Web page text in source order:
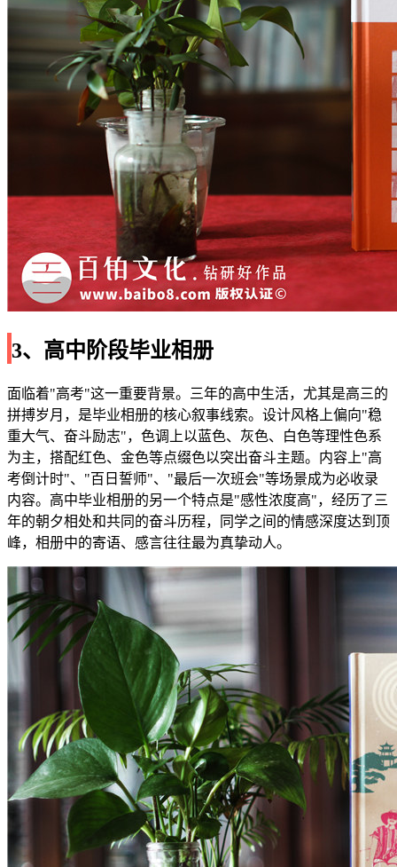
3、高中阶段毕业相册
面临着"高考"这一重要背景。三年的高中生活，尤其是高三的
拼搏岁月，是毕业相册的核心叙事线索。设计风格上偏向"稳
重大气、奋斗励志"，色调上以蓝色、灰色、白色等理性色系
为主，搭配红色、金色等点缀色以突出奋斗主题。内容上"高
考倒计时"、"百日誓师"、"最后一次班会"等场景成为必收录
内容。高中毕业相册的另一个特点是"感性浓度高"，经历了三
年的朝夕相处和共同的奋斗历程，同学之间的情感深度达到顶
峰，相册中的寄语、感言往往最为真挚动人。